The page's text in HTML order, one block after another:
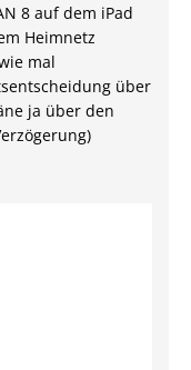
8 auf dem iPad
Heimnetz
mal
über
ja über den